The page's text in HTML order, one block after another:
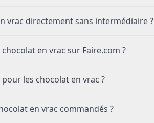
vrac directement sans intermédiaire ?
en vrac sur Faire.com ?
les chocolat en vrac ?
en vrac commandés ?